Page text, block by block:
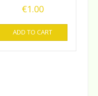
€1.00
ADD TO CART